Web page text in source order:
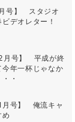
号】 スタジオ
デオレター！
月号】 平成が終
今年一杯じゃなか
・
月号】 俺流キャ
め